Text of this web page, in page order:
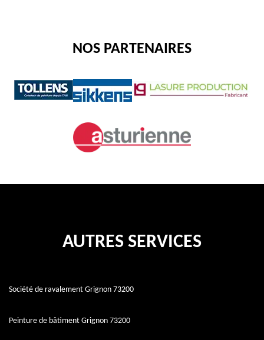
NOS PARTENAIRES
AUTRES SERVICES
Société de ravalement Grignon 73200
Peinture de bâtiment Grignon 73200